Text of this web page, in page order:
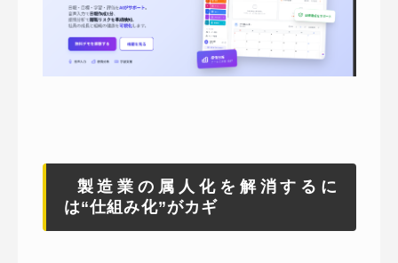
製造業の属人化を解消するに
は“仕組み化”がカギ